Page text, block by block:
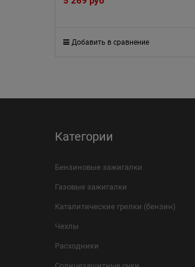
Добавить в сравнение
Категории
Бензиновые зажигалки
Газовые зажигалки
Каталитические грелки (бензин)
Чехлы
Расходники